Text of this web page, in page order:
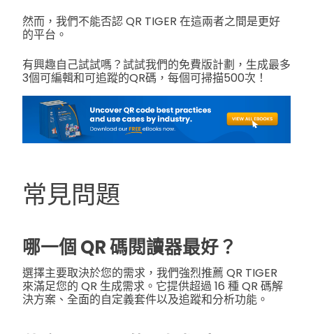
然而，我們不能否認 QR TIGER 在這兩者之間是更好
的平台。
有興趣自己試試嗎？試試我們的免費版計劃，生成最多
3個可編輯和可追蹤的QR碼，每個可掃描500次！
常見問題
哪一個 QR 碼閱讀器最好？
選擇主要取決於您的需求，我們強烈推薦 QR TIGER
來滿足您的 QR 生成需求。它提供超過 16 種 QR 碼解
決方案、全面的自定義套件以及追蹤和分析功能。